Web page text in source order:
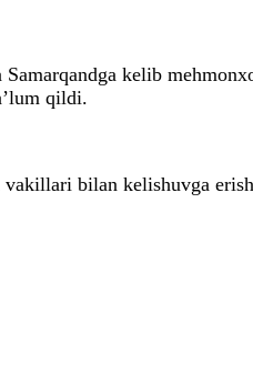
kelib
qildi.
vakillari bilan kelishuvga